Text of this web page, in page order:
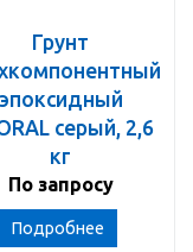
Грунт
эпоксидный
серый, 2,6
кг
По запросу
Подробнее